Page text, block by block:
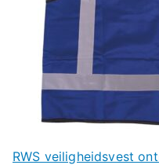
RWS veiligheidsvest